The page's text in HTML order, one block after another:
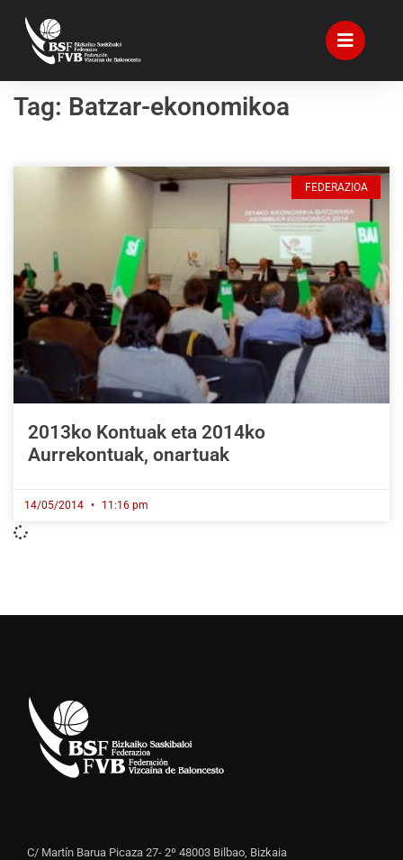
Tag: Batzar-ekonomikoa
FEDERAZIOA
2013ko Kontuak eta 2014ko
Aurrekontuak, onartuak
14/05/2014 11:16 pm
C/ Martín Barua Picaza 27- 2º 48003 Bilbao, Bizkaia